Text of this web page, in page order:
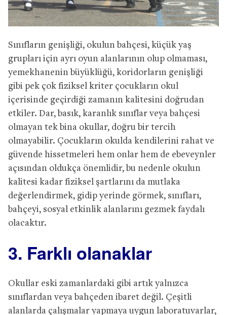
Sınıfların genişliği, okulun bahçesi, küçük yaş
grupları için ayrı oyun alanlarının olup olmaması,
yemekhanenin büyüklüğü, koridorların genişliği
gibi pek çok fiziksel kriter çocukların okul
içerisinde geçirdiği zamanın kalitesini doğrudan
etkiler. Dar, basık, karanlık sınıflar veya bahçesi
olmayan tek bina okullar, doğru bir tercih
olmayabilir. Çocukların okulda kendilerini rahat ve
güvende hissetmeleri hem onlar hem de ebeveynler
açısından oldukça önemlidir, bu nedenle okulun
kalitesi kadar fiziksel şartlarını da mutlaka
değerlendirmek, gidip yerinde görmek, sınıfları,
bahçeyi, sosyal etkinlik alanlarını gezmek faydalı
olacaktır.
3. Farklı olanaklar
Okullar eski zamanlardaki gibi artık yalnızca
sınıflardan veya bahçeden ibaret değil. Çeşitli
alanlarda çalışmalar yapmaya uygun laboratuvarlar,